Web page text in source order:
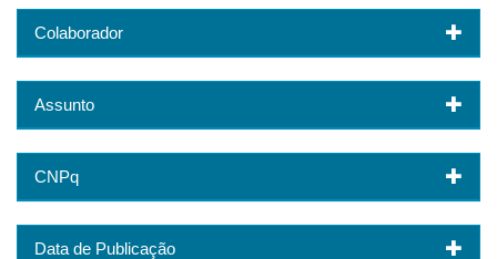
Colaborador
Assunto
CNPq
Data de Publicação